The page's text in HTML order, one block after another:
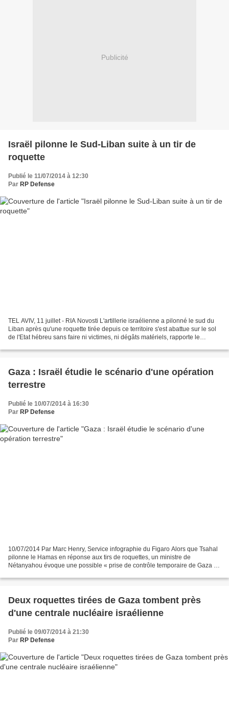
Publicité
Israël pilonne le Sud-Liban suite à un tir de
roquette
Publié le 11/07/2014 à 12:30
Par RP Defense
TEL AVIV, 11 juillet - RIA Novosti L'artillerie israélienne a pilonné le sud du
Liban après qu'une roquette tirée depuis ce territoire s'est abattue sur le sol
de l'Etat hébreu sans faire ni victimes, ni dégâts matériels, rapporte le
Gaza : Israël étudie le scénario d'une opération
terrestre
Publié le 10/07/2014 à 16:30
Par RP Defense
10/07/2014 Par Marc Henry, Service infographie du Figaro Alors que Tsahal
pilonne le Hamas en réponse aux tirs de roquettes, un ministre de
Nétanyahou évoque une possible « prise de contrôle temporaire de Gaza ».
Deux roquettes tirées de Gaza tombent près
d'une centrale nucléaire israélienne
Publié le 09/07/2014 à 21:30
Par RP Defense